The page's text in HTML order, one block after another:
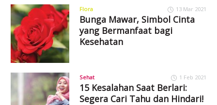
Flora 13 Mar 2021
Bunga Mawar, Simbol Cinta
yang Bermanfaat bagi
Kesehatan
Sehat 1 Feb 2021
15 Kesalahan Saat Berlari:
Segera Cari Tahu dan Hindari!